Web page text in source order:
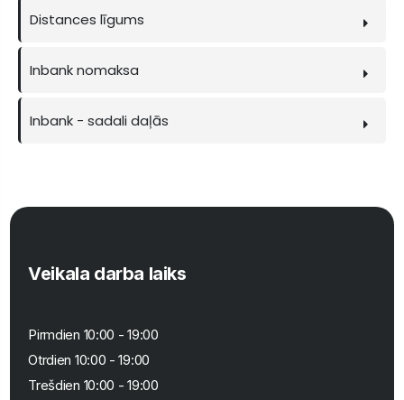
Distances līgums
Inbank nomaksa
Inbank - sadali daļās
Veikala darba laiks
Pirmdien 10:00 - 19:00
Otrdien 10:00 - 19:00
Trešdien 10:00 - 19:00